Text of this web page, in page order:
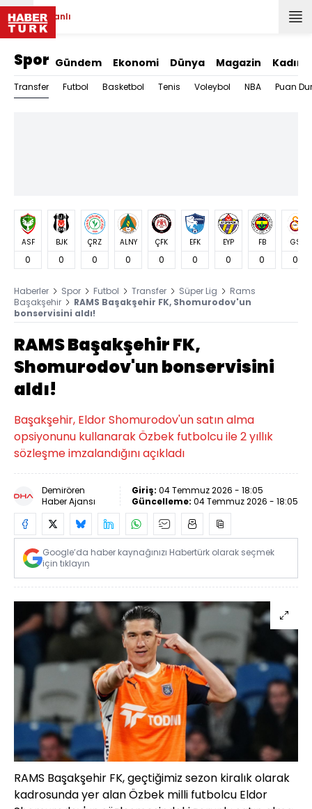
Canlı
Spor Gündem Ekonomi Dünya Magazin Kadın
Transfer Futbol Basketbol Tenis Voleybol NBA Puan
ASF
0
BJK
0
ÇRZ
0
ALNY
0
ÇFK
0
EFK
0
EYP
0
FB
0
GS
0
Haberler Spor Futbol Transfer Süper Lig
Rams
Başakşehir
RAMS Başakşehir FK, Shomurodov'un
bonservisini aldı!
RAMS Başakşehir FK,
Shomurodov'un bonservisini
aldı!
Başakşehir, Eldor Shomurodov'un satın alma
opsiyonunu kullanarak Özbek futbolcu ile 2 yıllık
sözleşme imzalandığını açıkladı
Demirören
Haber Ajansı
Giriş: 04 Temmuz 2026 - 18:05
Güncelleme: 04 Temmuz 2026 - 18:05
Google’da haber kaynağınızı Habertürk olarak seçmek
için tıklayın
RAMS Başakşehir FK, geçtiğimiz sezon kiralık olarak
kadrosunda yer alan Özbek milli futbolcu Eldor